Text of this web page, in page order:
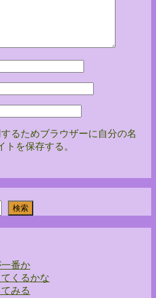
るためブラウザーに自分の名
を保存する。
検索
番か
くるかな
みる